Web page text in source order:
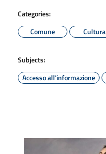
Categories:
Comune
Cultura
Subjects:
Accesso all'informazione